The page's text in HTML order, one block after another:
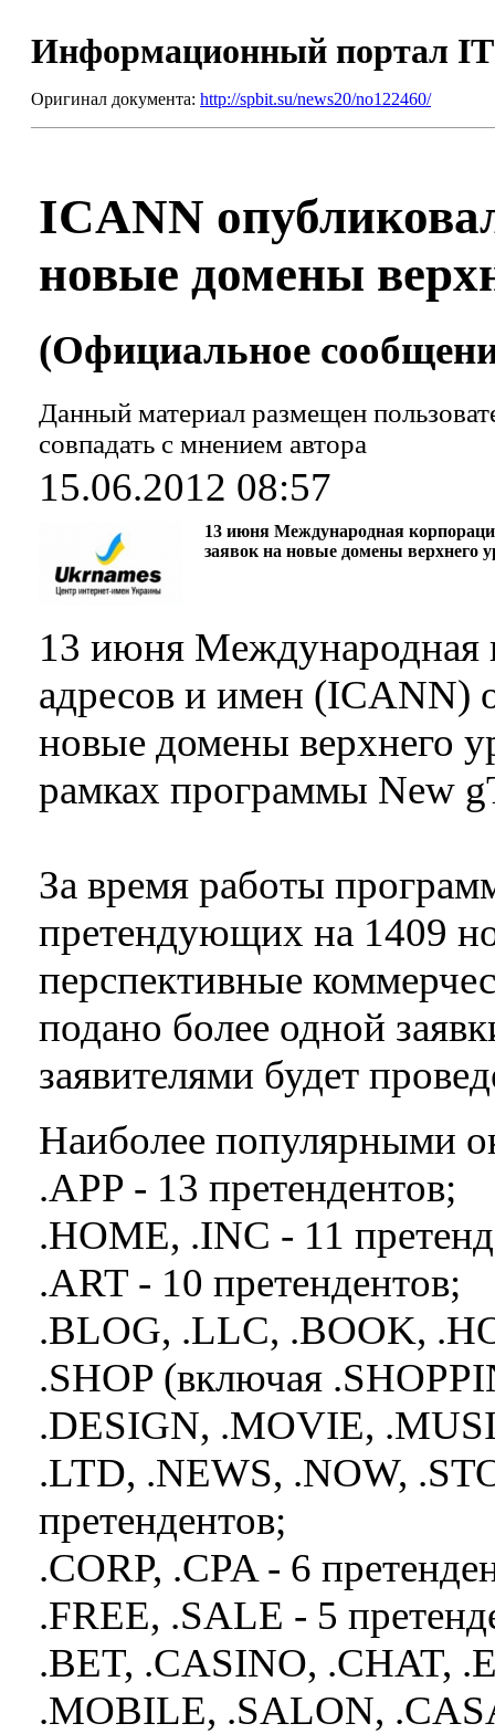
Информационный портал
Оригинал документа: http://spbit.su/news20/no122460/
ICANN
новые домены
(Официальное
Данный материал размещен
совпадать с мнением автора
15.06.2012 08:57
13 июня Международная
заявок на новые домены
13 июня Международная
адресов и имен (ICANN)
новые домены верхнего
рамках программы New
За время работы
претендующих на 1409
перспективные
подано более одной
заявителями будет
Наиболее популярными
.APP - 13 претендентов;
.HOME, .INC - 11
.ART - 10 претендентов;
.BLOG, .LLC, .BOOK,
.SHOP (включая
.DESIGN, .MOVIE,
.LTD, .NEWS, .NOW,
претендентов;
.CORP, .CPA - 6
.FREE, .SALE - 5
.BET, .CASINO, .CHAT,
.MOBILE, .SALON,